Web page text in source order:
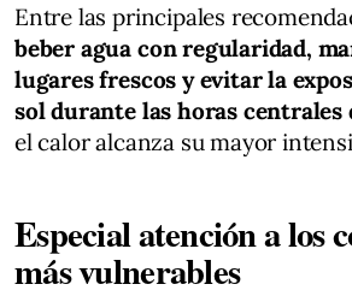
Entre las principales
beber agua con regularidad,
lugares frescos y evitar la
sol durante las horas centrales
el calor alcanza su mayor
Especial atención a los
más vulnerables